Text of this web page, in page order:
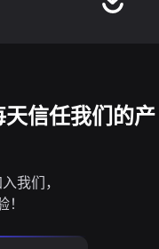
信任我们的产
我们，